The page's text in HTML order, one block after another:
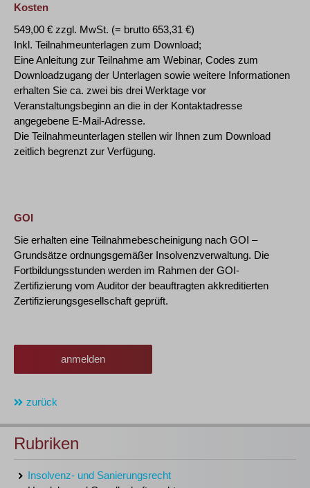
Kosten
549,00 € zzgl. MwSt. (= brutto 653,31 €)
Inkl. Teilnahmeunterlagen zum Download;
Eine Anleitung zur Teilnahme am Webinar, Codes zum
Downloadzugang der Unterlagen sowie weitere Informationen
erhalten Sie ca. zwei bis drei Werktage vor
Veranstaltungsbeginn an die in der Kontaktadresse
angegebene E-Mail-Adresse.
Die Teilnahmeunterlagen stellen wir Ihnen zum Download
zeitlich begrenzt zur Verfügung.
GOI
Sie erhalten eine Teilnahmebescheinigung nach GOI –
Grundsätze ordnungsgemäßer Insolvenzverwaltung. Die
Fortbildungsstunden werden im Rahmen der GOI-
Zertifizierung vom Auditor der beauftragten akkreditierten
Zertifizierungsgesellschaft geprüft.
anmelden
zurück
Rubriken
Insolvenz- und Sanierungsrecht